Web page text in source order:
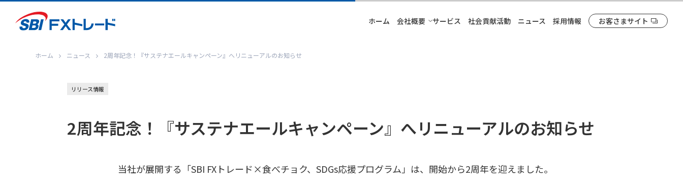
ホーム 会社概要 サービス 社会貢献活動 ニュース 採用情報 お客さまサイト
ホーム ニュース 2周年記念！『サステナエールキャンペーン』へリニューアルのお知らせ
リリース情報
2周年記念！『サステナエールキャンペーン』へリニューアルのお知らせ
当社が展開する「SBI FXトレード×食べチョク、SDGs応援プログラム」は、開始から2周年を迎えました。